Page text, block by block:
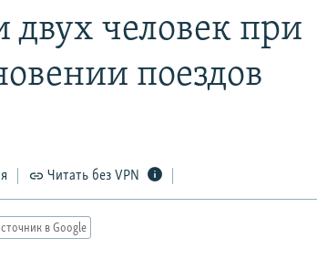
двух человек при
поездов
Читать без VPN
в Google